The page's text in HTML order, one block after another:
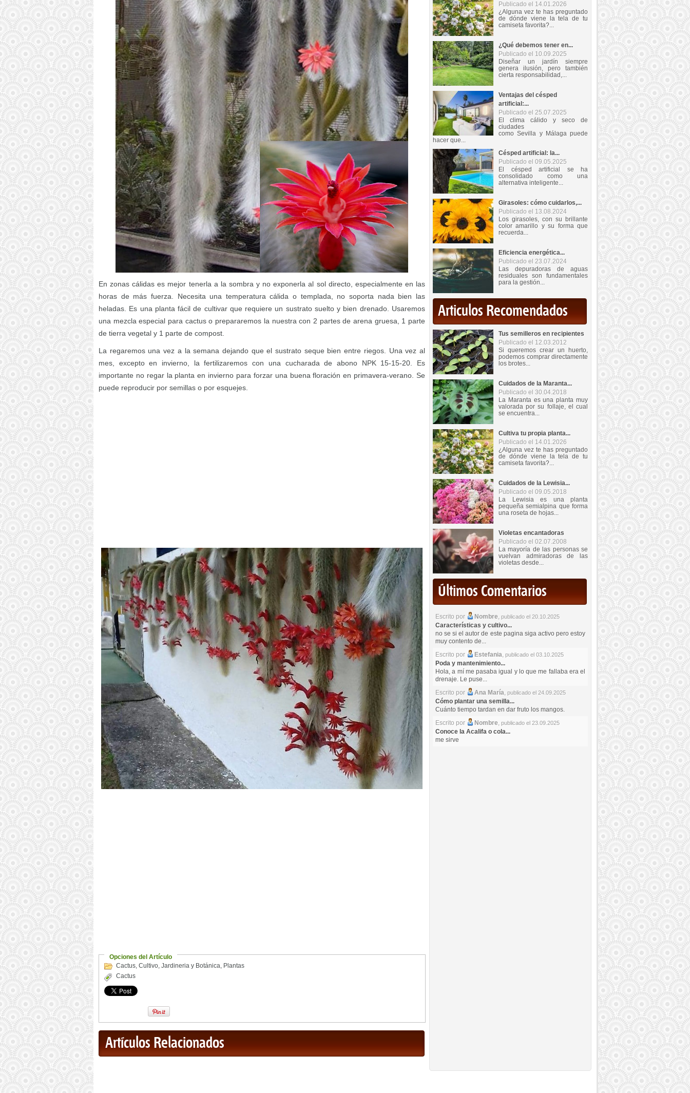
En zonas cálidas es mejor tenerla a la sombra y no exponerla al sol directo, especialmente en las
horas de más fuerza. Necesita una temperatura cálida o templada, no soporta nada bien las
heladas. Es una planta fácil de cultivar que requiere un sustrato suelto y bien drenado. Usaremos
una mezcla especial para cactus o prepararemos la nuestra con 2 partes de arena gruesa, 1 parte
de tierra vegetal y 1 parte de compost.
La regaremos una vez a la semana dejando que el sustrato seque bien entre riegos. Una vez al
mes, excepto en invierno, la fertilizaremos con una cucharada de abono NPK 15-15-20. Es
importante no regar la planta en invierno para forzar una buena floración en primavera-verano. Se
puede reproducir por semillas o por esquejes.
Opciones del Artículo
Cactus, Cultivo, Jardineria y Botánica, Plantas
Cactus
Artículos Relacionados
Publicado el 14.01.2026
¿Alguna vez te has preguntado
de dónde viene la tela de tu
camiseta favorita?...
¿Qué debemos tener en...
Publicado el 10.09.2025
Diseñar un jardín siempre
genera ilusión, pero también
cierta responsabilidad,...
Ventajas del césped
artificial:...
Publicado el 25.07.2025
El clima cálido y seco de
ciudades
como Sevilla y Málaga puede
hacer que...
Césped artificial: la...
Publicado el 09.05.2025
El césped artificial se ha
consolidado como una
alternativa inteligente...
Girasoles: cómo cuidarlos,...
Publicado el 13.08.2024
Los girasoles, con su brillante
color amarillo y su forma que
recuerda...
Eficiencia energética...
Publicado el 23.07.2024
Las depuradoras de aguas
residuales son fundamentales
para la gestión...
Articulos Recomendados
Tus semilleros en recipientes
Publicado el 12.03.2012
Si queremos crear un huerto,
podemos comprar directamente
los brotes...
Cuidados de la Maranta...
Publicado el 30.04.2018
La Maranta es una planta muy
valorada por su follaje, el cual
se encuentra...
Cultiva tu propia planta...
Publicado el 14.01.2026
¿Alguna vez te has preguntado
de dónde viene la tela de tu
camiseta favorita?...
Cuidados de la Lewisia...
Publicado el 09.05.2018
La Lewisia es una planta
pequeña semialpina que forma
una roseta de hojas...
Violetas encantadoras
Publicado el 02.07.2008
La mayoría de las personas se
vuelvan admiradoras de las
violetas desde...
Últimos Comentarios
Escrito por Nombre, publicado el 20.10.2025
Características y cultivo...
no se si el autor de este pagina siga activo pero estoy
muy contento de...
Escrito por
Estefania, publicado el 03.10.2025
Poda y mantenimiento...
Hola, a mí me pasaba igual y lo que me fallaba era el
drenaje. Le puse...
Escrito por
Ana María, publicado el 24.09.2025
Cómo plantar una semilla...
Cuánto tiempo tardan en dar fruto los mangos.
Escrito por
Nombre, publicado el 23.09.2025
Conoce la Acalifa o cola...
me sirve